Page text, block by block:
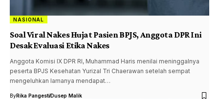
NASIONAL
Soal Viral Nakes Hujat Pasien BPJS, Anggota DPR Ini
Desak Evaluasi Etika Nakes
Anggota Komisi IX DPR RI, Muhammad Haris menilai meninggalnya
peserta BPJS Kesehatan Yurizal Tri Chaerawan setelah sempat
mengeluhkan lamanya mendapat…
ByRika PangestiDusep Malik